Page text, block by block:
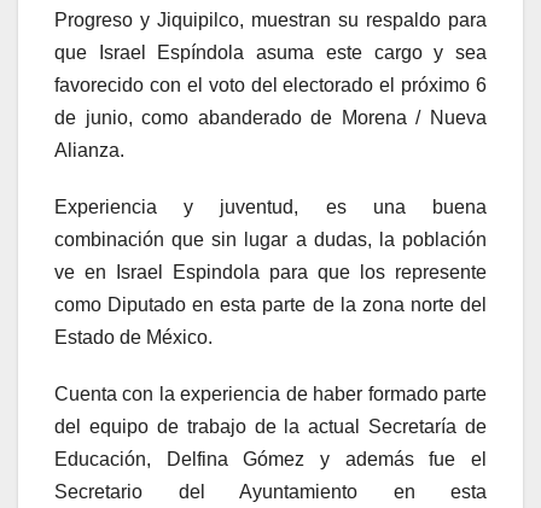
Progreso y Jiquipilco, muestran su respaldo para
que Israel Espíndola asuma este cargo y sea
favorecido con el voto del electorado el próximo 6
de junio, como abanderado de Morena / Nueva
Alianza.
Experiencia y juventud, es una buena
combinación que sin lugar a dudas, la población
ve en Israel Espindola para que los represente
como Diputado en esta parte de la zona norte del
Estado de México.
Cuenta con la experiencia de haber formado parte
del equipo de trabajo de la actual Secretaría de
Educación, Delfina Gómez y además fue el
Secretario del Ayuntamiento en esta